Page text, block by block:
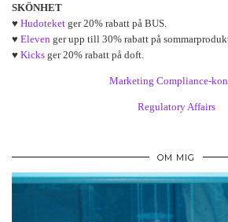
SKÖNHET
♥ Hudoteket ger 20% rabatt på BUS.
♥ Eleven ger upp till 30% rabatt på
♥ Kicks ger 20% rabatt på doft.
Marketing Compliance-
Regulatory Affairs
OM MIG